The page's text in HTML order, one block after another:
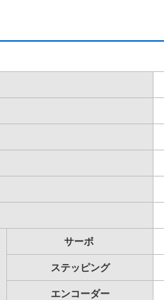
サーボ
ステッピング
エンコーダー